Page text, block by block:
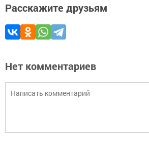
Расскажите друзьям
Нет комментариев